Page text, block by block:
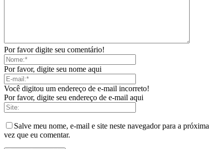
Por favor digite seu comentário!
Por favor, digite seu nome aqui
Você digitou um endereço de e-mail incorreto!
Por favor, digite seu endereço de e-mail aqui
Salve meu nome, e-mail e site neste navegador para a próxima
vez que eu comentar.